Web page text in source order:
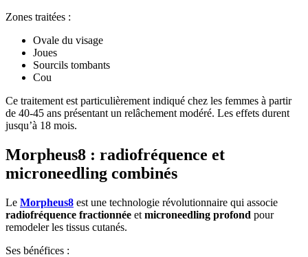
Zones traitées :
Ovale du visage
Joues
Sourcils tombants
Cou
Ce traitement est particulièrement indiqué chez les femmes à partir
de 40-45 ans présentant un relâchement modéré. Les effets durent
jusqu’à 18 mois.
Morpheus8 : radiofréquence et
microneedling combinés
Le Morpheus8 est une technologie révolutionnaire qui associe
radiofréquence fractionnée et microneedling profond pour
remodeler les tissus cutanés.
Ses bénéfices :